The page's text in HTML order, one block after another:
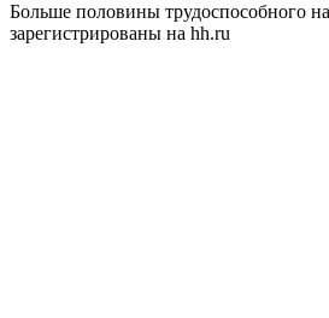
Больше половины трудоспособного
зарегистрированы на hh.ru